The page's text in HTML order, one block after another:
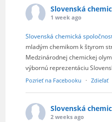
Slovenská
1 week ago
Slovenská chemická
mladým chemikom k štyrom
Medzinárodnej chemickej
výbornú reprezentáciu
Pozrieť na Facebooku
· Zdieľať
Slovenská
2 weeks ago